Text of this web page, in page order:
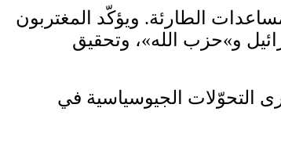
الطارئة. ويؤكّد المغتربون
و»حزب الله»، وتحقيق
الأخرى التحوّلات الجيوسياسية في